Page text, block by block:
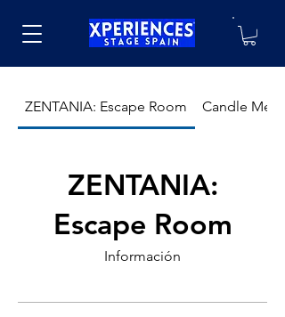
ZENTANIA: Escape Room Candle
ZENTANIA:
Escape Room
Información